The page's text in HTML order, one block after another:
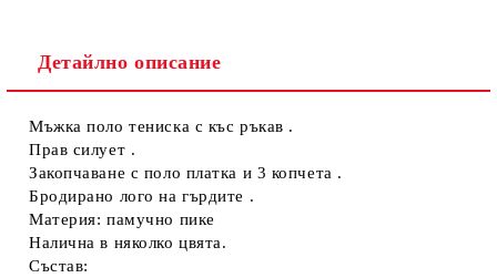
Съгласен съм с
Ние ще се свържем с вас в рамките на работния ден.
Детайлно описание
Мъжка поло тениска с къс ръкав .
Прав силует .
Закопчаване с поло платка и 3 копчета .
Бродирано лого на гърдите .
Материя: памучно пике
Налична в няколко цвята.
Състав: